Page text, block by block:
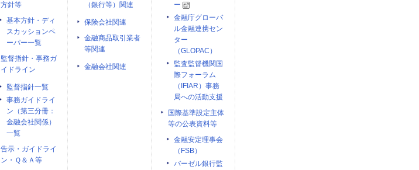
方針等
基本方針・ディ
スカッションペ
ーパー一覧
監督指針・事務ガ
イドライン
監督指針一覧
事務ガイドライ
ン（第三分冊：
金融会社関係）
一覧
告示・ガイドライ
ン・Ｑ＆Ａ等
（銀行等）関連
保険会社関連
金融商品取引業者
等関連
金融会社関連
ー
金融庁グローバ
ル金融連携セン
ター
（GLOPAC）
監査監督機関国
際フォーラム
（IFIAR）事務
局への活動支援
国際基準設定主体
等の公表資料等
金融安定理事会
（FSB）
バーゼル銀行監